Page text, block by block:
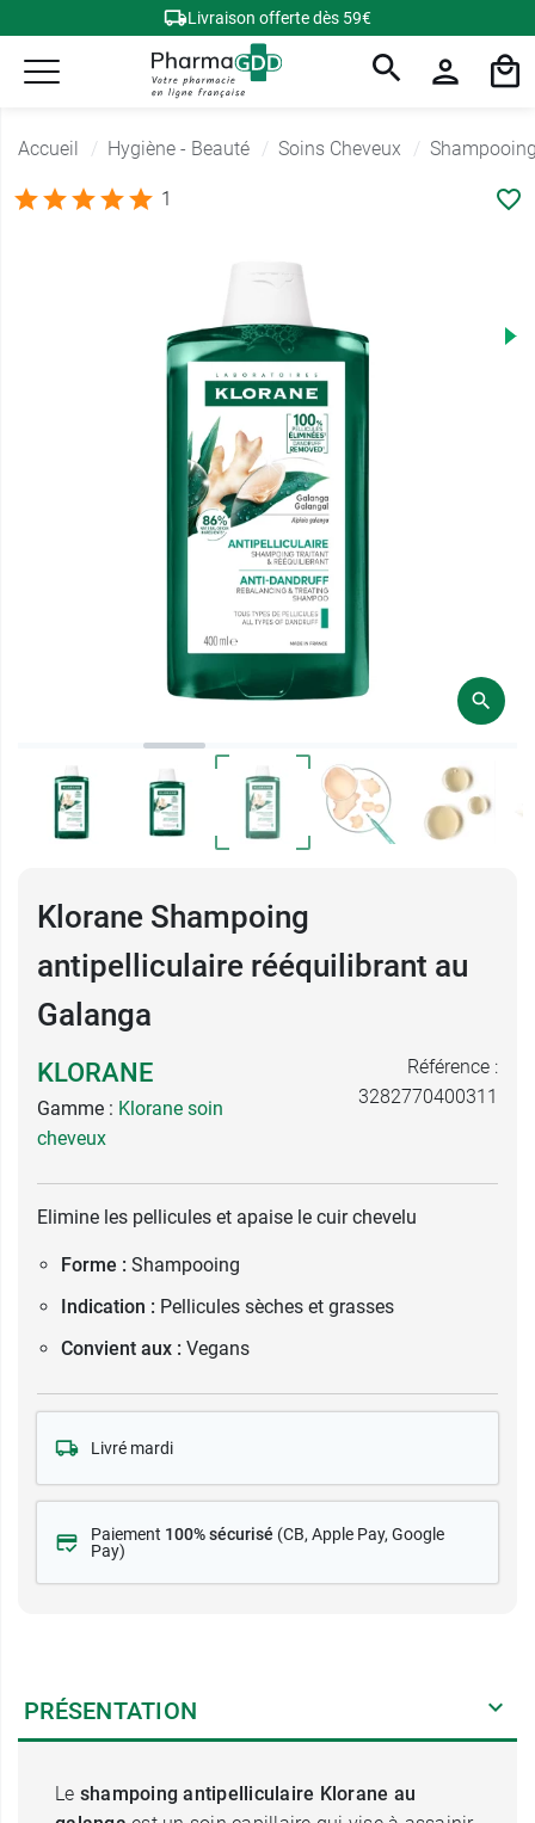
Livraison offerte dès 59€
Accueil Hygiène - Beauté Soins Cheveux
1
Klorane Shampoing
antipelliculaire rééquilibrant au
Galanga
KLORANE
Gamme : Klorane soin
cheveux
Référence :
3282770400311
Elimine les pellicules et apaise le cuir chevelu
Forme : Shampooing
Indication : Pellicules sèches et grasses
Convient aux : Vegans
Livré mardi
Paiement 100% sécurisé (CB, Apple Pay, Google
Pay)
PRÉSENTATION
Le shampoing antipelliculaire Klorane au